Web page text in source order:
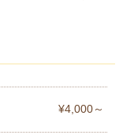
¥4,000～